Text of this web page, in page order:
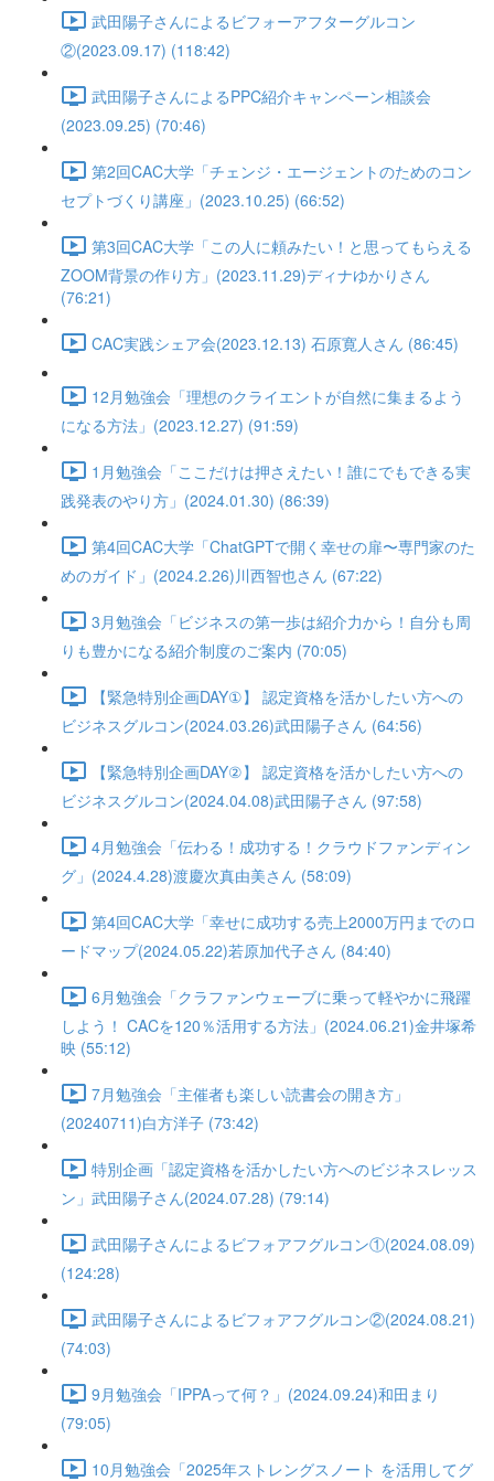
武田陽子さんによるビフォーアフターグルコン
②(2023.09.17) (118:42)
武田陽子さんによるPPC紹介キャンペーン相談会
(2023.09.25) (70:46)
第2回CAC大学「チェンジ・エージェントのためのコン
セプトづくり講座」(2023.10.25) (66:52)
第3回CAC大学「この人に頼みたい！と思ってもらえる
ZOOM背景の作り方」(2023.11.29)ディナゆかりさん
(76:21)
CAC実践シェア会(2023.12.13) 石原寛人さん (86:45)
12月勉強会「理想のクライエントが自然に集まるよう
になる方法」(2023.12.27) (91:59)
1月勉強会「ここだけは押さえたい！誰にでもできる実
践発表のやり方」(2024.01.30) (86:39)
第4回CAC大学「ChatGPTで開く幸せの扉〜専門家のた
めのガイド」(2024.2.26)川西智也さん (67:22)
3月勉強会「ビジネスの第一歩は紹介力から！自分も周
りも豊かになる紹介制度のご案内 (70:05)
【緊急特別企画DAY①】 認定資格を活かしたい方への
ビジネスグルコン(2024.03.26)武田陽子さん (64:56)
【緊急特別企画DAY②】 認定資格を活かしたい方への
ビジネスグルコン(2024.04.08)武田陽子さん (97:58)
4月勉強会「伝わる！成功する！クラウドファンディン
グ」(2024.4.28)渡慶次真由美さん (58:09)
第4回CAC大学「幸せに成功する売上2000万円までのロ
ードマップ(2024.05.22)若原加代子さん (84:40)
6月勉強会「クラファンウェーブに乗って軽やかに飛躍
しよう！ CACを120％活用する方法」(2024.06.21)金井塚希
映 (55:12)
7月勉強会「主催者も楽しい読書会の開き方」
(20240711)白方洋子 (73:42)
特別企画「認定資格を活かしたい方へのビジネスレッス
ン」武田陽子さん(2024.07.28) (79:14)
武田陽子さんによるビフォアフグルコン①(2024.08.09)
(124:28)
武田陽子さんによるビフォアフグルコン②(2024.08.21)
(74:03)
9月勉強会「IPPAって何？」(2024.09.24)和田まり
(79:05)
10月勉強会「2025年ストレングスノート を活用してグ